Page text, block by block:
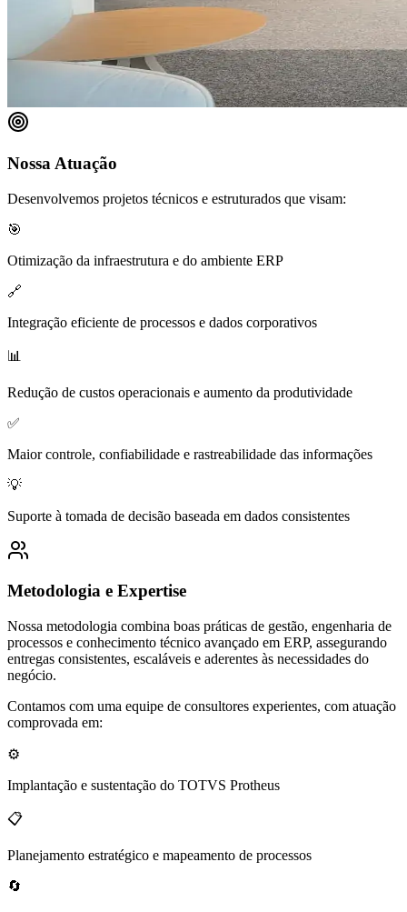
Nossa Atuação
Desenvolvemos projetos técnicos e estruturados que visam:
🎯
Otimização da infraestrutura e do ambiente ERP
🔗
Integração eficiente de processos e dados corporativos
📊
Redução de custos operacionais e aumento da produtividade
✅
Maior controle, confiabilidade e rastreabilidade das informações
💡
Suporte à tomada de decisão baseada em dados consistentes
Metodologia e Expertise
Nossa metodologia combina boas práticas de gestão, engenharia de
processos e conhecimento técnico avançado em ERP, assegurando
entregas consistentes, escaláveis e aderentes às necessidades do
negócio.
Contamos com uma equipe de consultores experientes, com atuação
comprovada em:
⚙️
Implantação e sustentação do TOTVS Protheus
📋
Planejamento estratégico e mapeamento de processos
🔄